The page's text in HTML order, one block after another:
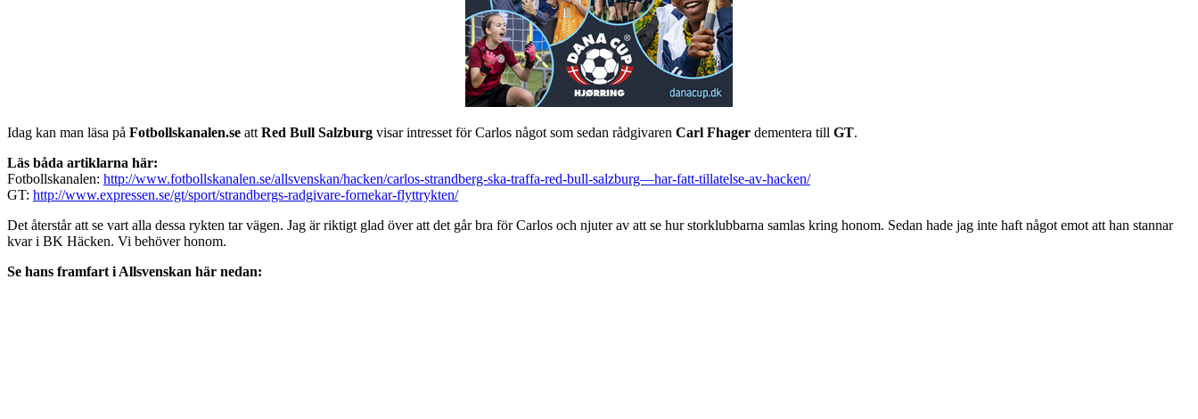
Idag kan man läsa på Fotbollskanalen.se att Red Bull Salzburg visar intresset för Carlos något som sedan rådgivaren Carl Fhager dementera till GT.
Läs båda artiklarna här:
Fotbollskanalen: http://www.fotbollskanalen.se/allsvenskan/hacken/carlos-strandberg-ska-traffa-red-bull-salzburg—har-fatt-tillatelse-av-hacken/
GT: http://www.expressen.se/gt/sport/strandbergs-radgivare-fornekar-flyttrykten/
Det återstår att se vart alla dessa rykten tar vägen. Jag är riktigt glad över att det går bra för Carlos och njuter av att se hur storklubbarna samlas kring honom. Sedan hade jag inte haft något emot att han stannar
kvar i BK Häcken. Vi behöver honom.
Se hans framfart i Allsvenskan här nedan: